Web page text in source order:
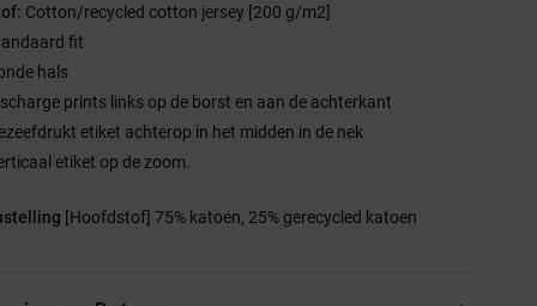
Cotton/recycled cotton jersey [200 g/m2]
fit
hals
prints links op de borst en aan de achterkant
etiket achterop in het midden in de nek
etiket op de zoom.
[Hoofdstof] 75% katoen, 25% gerecycled katoen